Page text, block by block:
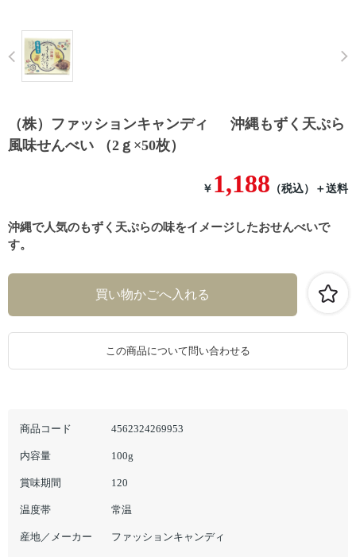
Prev
（株）ファッションキャンディ 沖縄もずく天ぷら
風味せんべい （2ｇ×50枚）
沖縄で人気のもずく天ぷらの味をイメージしたおせんべいで
す。
￥ 1,188 （税込） ＋送料
商品コード 4562324269953
内容量 100g
賞味期間 120
温度帯 常温
産地／メーカー ファッションキャンディ
この商品について問い合わせる